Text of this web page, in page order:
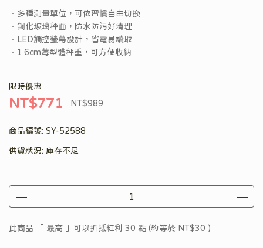
．多種測量單位，可依習慣自由切換
．鋼化玻璃秤面，防水防污好清理
．LED觸控螢幕設計，省電易讀取
．1.6cm薄型體秤重，可方便收納
限時優惠
NT$771 NT$989
商品編號: SY-52588
供貨狀況: 庫存不足
此商品 「 最高 」可以折抵紅利 30 點 (約等於 NT$30 )